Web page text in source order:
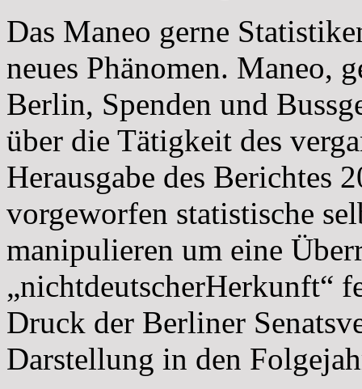
Das Maneo gerne
neues Phänomen. Maneo,
Berlin, Spenden und
über die Tätigkeit des
Herausgabe des Berichtes
vorgeworfen statistische
manipulieren um eine
„nichtdeutscherHerkunft“
Druck der Berliner
Darstellung in den